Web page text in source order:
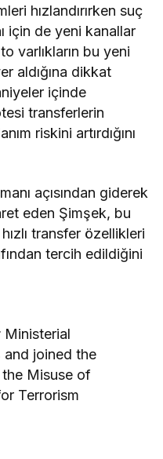
hızlandırırken suç
için de yeni kanallar
varlıkların bu yeni
aldığına dikkat
içinde
transferlerin
riskini artırdığını
açısından giderek
eden Şimşek, bu
transfer özellikleri
tercih edildiğini
Ministerial
and joined the
the Misuse of
Terrorism